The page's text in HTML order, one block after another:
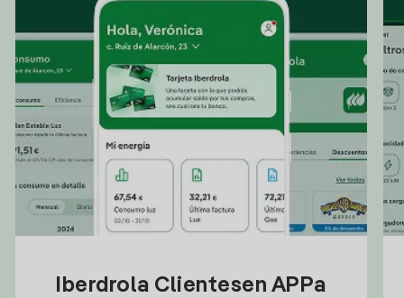
Iberdrola Clientesen APPa